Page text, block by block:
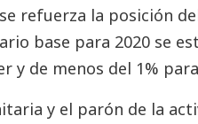
refuerza la posición
base para 2020 se
y de menos del 1%
y el parón de la